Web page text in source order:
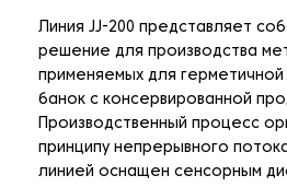
Линия JJ-200 представляет
решение для производства
применяемых для герметичной
банок с консервированной
Производственный процесс
принципу непрерывного
линией оснащен сенсорным